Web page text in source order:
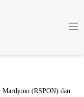
(RSPON) dan